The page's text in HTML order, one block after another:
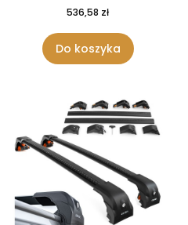
536,58 zł
Do koszyka